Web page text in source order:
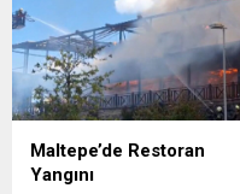
Maltepe’de Restoran
Yangını